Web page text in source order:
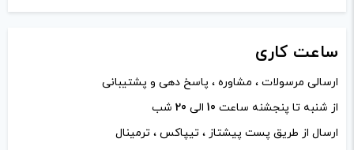
دیدگاه شما * ساعت کاری
ارسالی مرسولات ، مشاوره ، پاسخ دهی و پشتیبانی
از شنبه تا پنجشنه ساعت 10 الی 20 شب
ارسال از طریق پست پیشتاز ، تیپاکس ، ترمینال